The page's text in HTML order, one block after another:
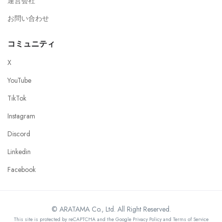
お問い合わせ
コミュニティ
X
YouTube
TikTok
Instagram
Discord
Linkedin
Facebook
© ARATAMA Co., Ltd. All Right Reserved.
This site is protected by reCAPTCHA and the Google Privacy Policy and Terms of Service